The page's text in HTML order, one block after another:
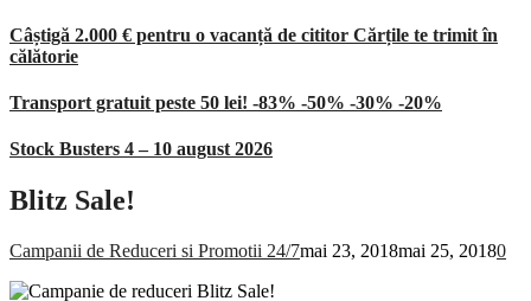
Câștigă 2.000 € pentru o vacanță de cititor Cărțile te trimit în
călătorie
Transport gratuit peste 50 lei! -83% -50% -30% -20%
Stock Busters 4 – 10 august 2026
Blitz Sale!
Campanii de Reduceri si Promotii 24/7mai 23, 2018mai 25, 20180